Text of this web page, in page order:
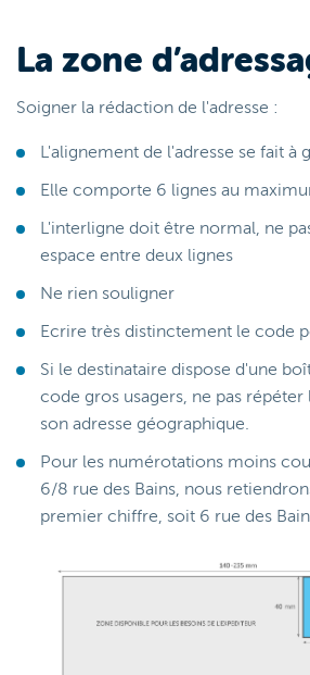
La zone
Soigner la rédaction de l'adresse :
L'alignement de l'adresse se fait à
Elle comporte 6 lignes au
L'interligne doit être normal, ne
espace entre deux lignes
Ne rien souligner
Ecrire très distinctement le code
Si le destinataire dispose d'une
code gros usagers, ne pas répéter
son adresse géographique.
Pour les numérotations moins
6/8 rue des Bains, nous
premier chiffre, soit 6 rue des